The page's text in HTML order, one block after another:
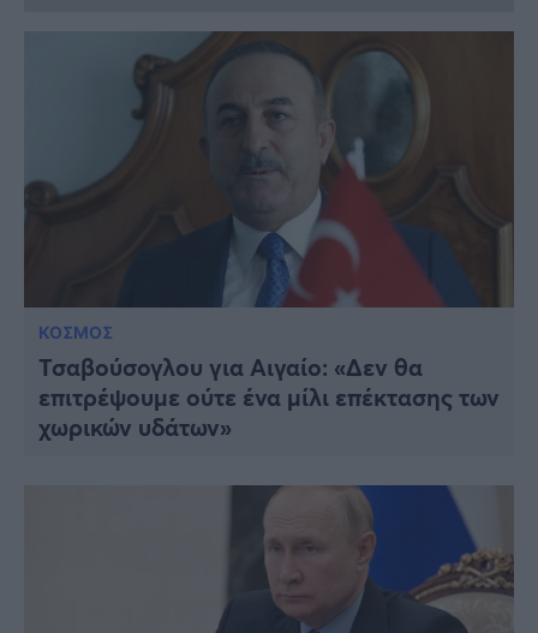
ΚΟΣΜΟΣ
Τσαβούσογλου για Αιγαίο: «Δεν θα
επιτρέψουμε ούτε ένα μίλι επέκτασης των
χωρικών υδάτων»